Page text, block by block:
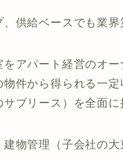
供給ベースでも業界
アパート経営のオ
件から得られる一
ブリース）を全面に
物管理（子会社の